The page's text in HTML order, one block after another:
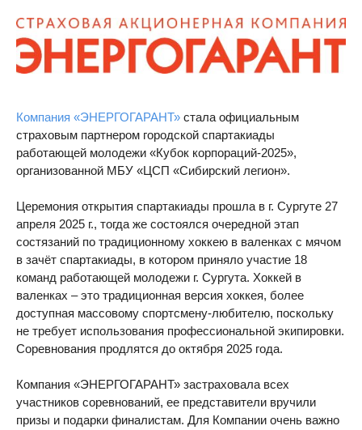
Компания «ЭНЕРГОГАРАНТ» стала официальным
страховым партнером городской спартакиады
работающей молодежи «Кубок корпораций-2025»,
организованной МБУ «ЦСП «Сибирский легион».
Церемония открытия спартакиады прошла в г. Сургуте 27
апреля 2025 г., тогда же состоялся очередной этап
состязаний по традиционному хоккею в валенках с мячом
в зачёт спартакиады, в котором приняло участие 18
команд работающей молодежи г. Сургута. Хоккей в
валенках – это традиционная версия хоккея, более
доступная массовому спортсмену-любителю, поскольку
не требует использования профессиональной экипировки.
Соревнования продлятся до октября 2025 года.
Компания «ЭНЕРГОГАРАНТ» застраховала всех
участников соревнований, ее представители вручили
призы и подарки финалистам. Для Компании очень важно